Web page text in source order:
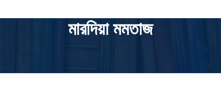
মারদিয়া মমতাজ